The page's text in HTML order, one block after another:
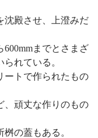
沈殿させ、上澄みだ
600mmまでとさまざ
られている。
ートで作られたもの
、頑丈な作りのもの
の蓋もある。